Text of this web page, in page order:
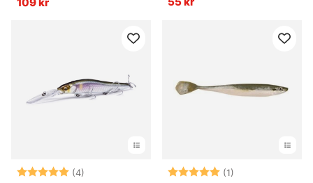
Betyg: (4)
5.0 utav 5 stjärnorBetyg: (1)